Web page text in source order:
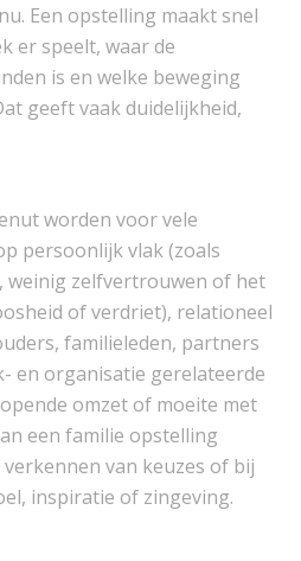
Een opstelling maakt snel
er speelt, waar de
is en welke beweging
geeft vaak duidelijkheid,
worden voor vele
persoonlijk vlak (zoals
weinig zelfvertrouwen of het
of verdriet), relationeel
familieleden, partners
en organisatie gerelateerde
omzet of moeite met
een familie opstelling
van keuzes of bij
inspiratie of zingeving.